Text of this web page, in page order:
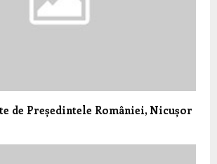
de Președintele României, Nicușor